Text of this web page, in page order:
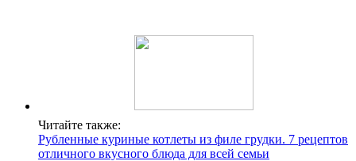
Читайте также:
Рубленные куриные котлеты из филе грудки. 7 рецептов
отличного вкусного блюда для всей семьи